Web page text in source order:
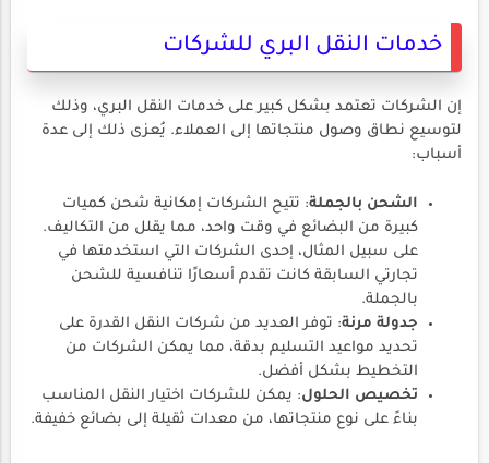
خدمات النقل البري للشركات
إن الشركات تعتمد بشكل كبير على خدمات النقل البري، وذلك
لتوسيع نطاق وصول منتجاتها إلى العملاء. يُعزى ذلك إلى عدة
أسباب:
الشحن بالجملة: تتيح الشركات إمكانية شحن كميات
كبيرة من البضائع في وقت واحد، مما يقلل من التكاليف.
على سبيل المثال، إحدى الشركات التي استخدمتها في
تجارتي السابقة كانت تقدم أسعارًا تنافسية للشحن
بالجملة.
جدولة مرنة: توفر العديد من شركات النقل القدرة على
تحديد مواعيد التسليم بدقة، مما يمكن الشركات من
التخطيط بشكل أفضل.
تخصيص الحلول: يمكن للشركات اختيار النقل المناسب
بناءً على نوع منتجاتها، من معدات ثقيلة إلى بضائع خفيفة.